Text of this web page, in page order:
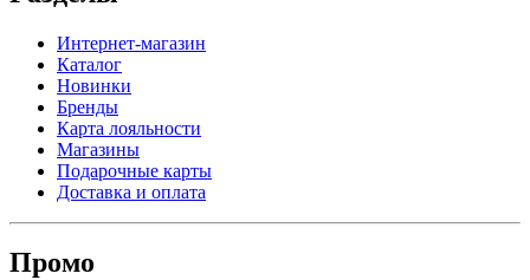
Интернет-магазин
Каталог
Новинки
Бренды
Карта лояльности
Магазины
Подарочные карты
Доставка и оплата
Промо